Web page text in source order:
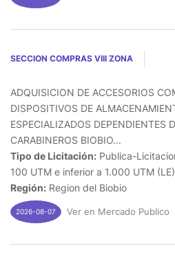
SECCION COMPRAS VIII ZONA
ADQUISICION DE ACCESORIOS
DISPOSITIVOS DE
ESPECIALIZADOS DEPENDIENTES
CARABINEROS BIOBIO...
Tipo de Licitación: Publica-
100 UTM e inferior a 1.000 UTM (LE)
Región: Region del Biobio
2026-08-07 Ver en Mercado Publico